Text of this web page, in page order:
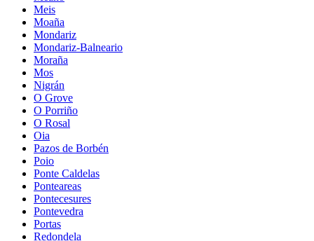
Meis
Moaña
Mondariz
Mondariz-Balneario
Moraña
Mos
Nigrán
O Grove
O Porriño
O Rosal
Oia
Pazos de Borbén
Poio
Ponte Caldelas
Ponteareas
Pontecesures
Pontevedra
Portas
Redondela